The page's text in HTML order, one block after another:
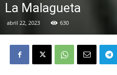
La Malagueta
abril 22, 2023 630